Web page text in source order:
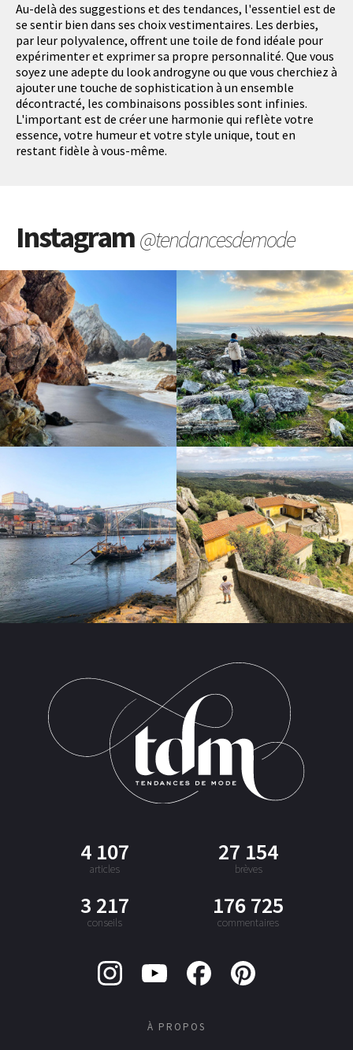
Au-delà des suggestions et des tendances, l'essentiel est de
se sentir bien dans ses choix vestimentaires. Les derbies,
par leur polyvalence, offrent une toile de fond idéale pour
expérimenter et exprimer sa propre personnalité. Que vous
soyez une adepte du look androgyne ou que vous cherchiez à
ajouter une touche de sophistication à un ensemble
décontracté, les combinaisons possibles sont infinies.
L'important est de créer une harmonie qui reflète votre
essence, votre humeur et votre style unique, tout en
restant fidèle à vous-même.
Instagram@tendancesdemode
4 107
articles
27 154
brèves
3 217
conseils
176 725
commentaires
À PROPOS